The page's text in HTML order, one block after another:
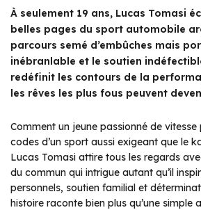
À seulement 19 ans, Lucas Tomasi
belles pages du sport automobile
parcours semé d’embûches mais
inébranlable et le soutien
redéfinit les contours de la
les rêves les plus fous peuvent
Comment un jeune passionné de
codes d’un sport aussi exigeant que le
Lucas Tomasi attire tous les regards
du commun qui intrigue autant qu’il
personnels, soutien familial et
histoire raconte bien plus qu’une simple